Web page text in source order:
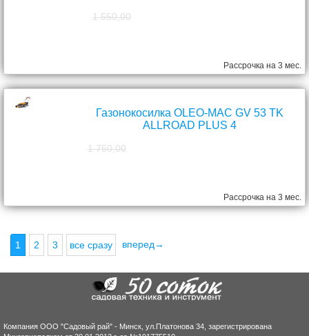
1 550,00
Рассрочка на 3 мес.
Газонокосилка OLEO-MAC GV 53 TK
ALLROAD PLUS 4
1 750,00
Рассрочка на 3 мес.
1 2 3 все сразу вперед→
Компания ООО "Садовый рай" - Минск, ул.Платонова 34, зарегистрирована